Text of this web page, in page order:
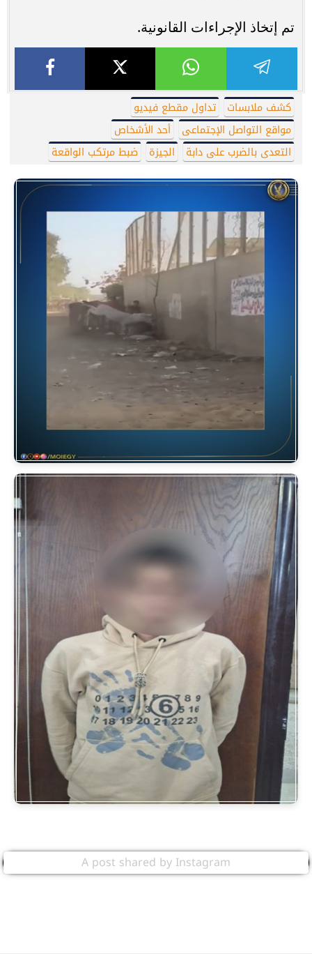
تم إتخاذ الإجراءات القانونية.
كشف ملابسات
تداول مقطع فيديو
مواقع التواصل الإجتماعى
أحد الأشخاص
التعدى بالضرب على دابة
الجيزة ضبط مرتكب الواقعة
A post shared by Instagram